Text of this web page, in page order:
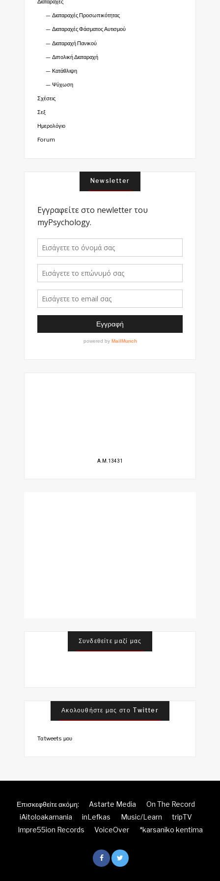
Διαταραχές
Διαταραχές Προσωπικότητας
Διαταραχές Φάσματος Αυτισμού
Διαταραχή Πανικού
Διπολική Διαταραχή
Κατάθλιψη
Ψύχωση
Σχέσεις
Σεξ
Ημερολόγιο
Forum
Newsletter
A.M.13431
Συνδεθείτε μαζί μας
Ακολουθήστε μας στο Twitter
Τα tweets μου
Επισκεφθείτε ακόμη: Astarte Media
On The Record
iAitoloakarnania
inLefkas Music/Learn
tripTV
Impre55ion Records
VoiceOver *karsaniko kentima